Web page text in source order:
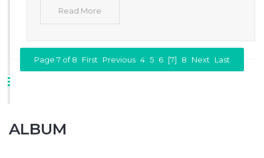
Read More
Page 7 of 8 First Previous 4 5 6 [7] 8 Next Last
ALBUM